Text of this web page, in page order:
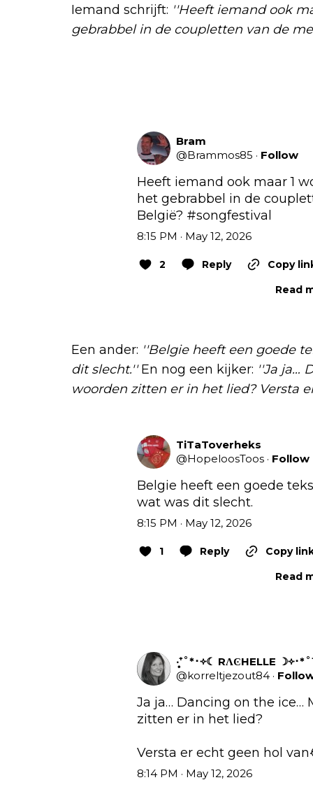
Iemand schrijft: ''Heeft iemand ook
gebrabbel in de coupletten van de
Bram
@Brammos85 · Follow
Heeft iemand ook maar 1
het gebrabbel in de
België? #songfestival
8:15 PM · May 12, 2026
2 Reply
Copy
Read
Een ander: ''Belgie heeft een goede
dit slecht.''En nog een kijker: ''Ja ja…
woorden zitten er in het lied? Versta
TiTaToverheks
@HopeloosToos · Follow
Belgie heeft een goede
wat was dit slecht.
8:15 PM · May 12, 2026
1 Reply
Copy
Read
‧͙⁺˚*･༓☾ RΛϾHELLE ☽༓･
@korreltjezout84 ·
Ja ja… Dancing on the ice…
zitten er in het lied?
Versta er echt geen hol
8:14 PM · May 12, 2026